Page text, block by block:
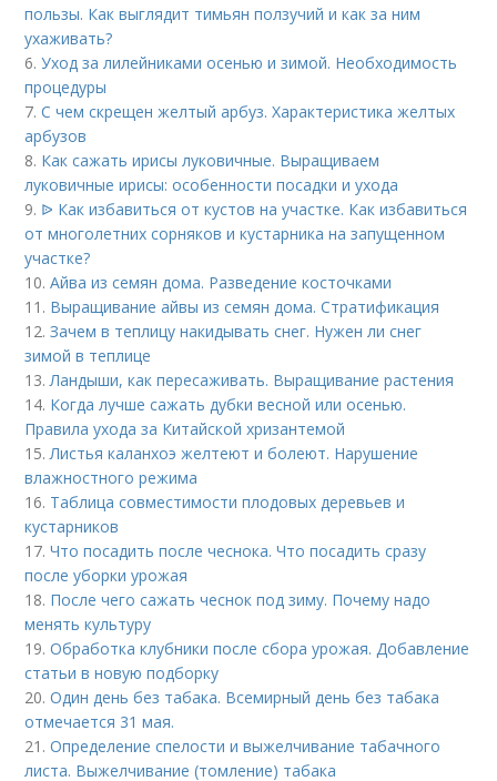
пользы. Как выглядит тимьян ползучий и как за ним
ухаживать?
6.Уход за лилейниками осенью и зимой. Необходимость
процедуры
7.С чем скрещен желтый арбуз. Характеристика желтых
арбузов
8. Как сажать ирисы луковичные. Выращиваем
луковичные ирисы: особенности посадки и ухода
9. ᐉ Как избавиться от кустов на участке. Как избавиться
от многолетних сорняков и кустарника на запущенном
участке?
10.Айва из семян дома. Разведение косточками
11. Выращивание айвы из семян дома. Стратификация
12.Зачем в теплицу накидывать снег. Нужен ли снег
зимой в теплице
13.Ландыши, как пересаживать. Выращивание растения
14. Когда лучше сажать дубки весной или осенью.
Правила ухода за Китайской хризантемой
15.Листья каланхоэ желтеют и болеют. Нарушение
влажностного режима
16. Таблица совместимости плодовых деревьев и
кустарников
17.Что посадить после чеснока. Что посадить сразу
после уборки урожая
18. После чего сажать чеснок под зиму. Почему надо
менять культуру
19.Обработка клубники после сбора урожая. Добавление
статьи в новую подборку
20.Один день без табака. Всемирный день без табака
отмечается 31 мая.
21.Определение спелости и выжелчивание табачного
листа. Выжелчивание (томление) табака